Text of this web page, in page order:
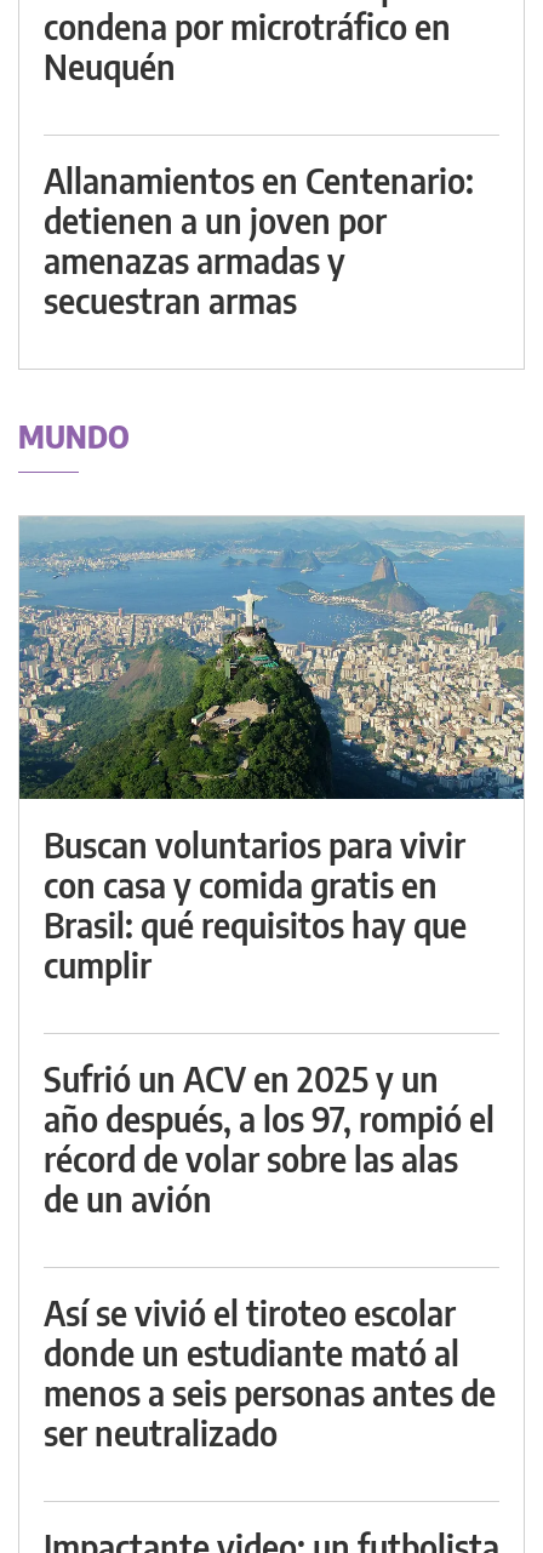
condena por microtráfico en
Neuquén
Allanamientos en Centenario:
detienen a un joven por
amenazas armadas y
secuestran armas
MUNDO
Buscan voluntarios para vivir
con casa y comida gratis en
Brasil: qué requisitos hay que
cumplir
Sufrió un ACV en 2025 y un
año después, a los 97, rompió el
récord de volar sobre las alas
de un avión
Así se vivió el tiroteo escolar
donde un estudiante mató al
menos a seis personas antes de
ser neutralizado